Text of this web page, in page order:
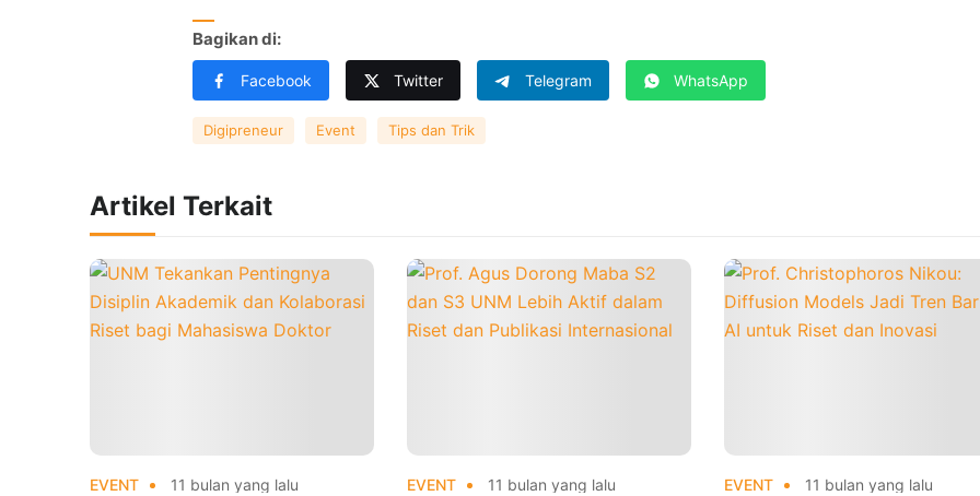
Bagikan di:
Facebook Twitter Telegram WhatsApp
Digipreneur Event Tips dan Trik
Artikel Terkait
EVENT 11 bulan yang lalu EVENT 11 bulan yang lalu EVENT 11 bulan yang lalu